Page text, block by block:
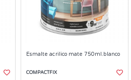
Esmalte acrilico mate 750ml.blanco
COMPACTFIX